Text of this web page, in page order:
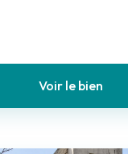
Voir le bien